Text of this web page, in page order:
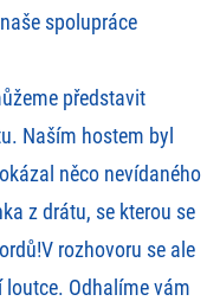
spolupráce
představit
Naším hostem byl
něco nevídaného
z drátu, se kterou se
rozhovoru se ale
Odhalíme vám